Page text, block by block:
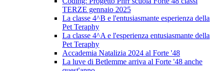
TERZE gennaio 2025
La classe 4^B e l'entusiasmante esperienza della
Pet Teraphy
La classe 4^A e l'esperienza entusiasmante della
Pet Teraphy
Accademia Natalizia 2024 al Forte '48
La luve di Betlemme arriva al Forte '48 anche